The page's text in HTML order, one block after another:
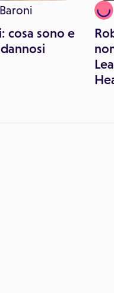
cosa sono e